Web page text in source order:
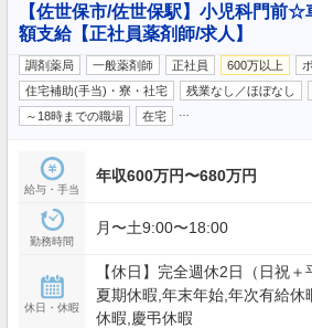
【佐世保市/佐世保駅】小児科門前
額支給【正社員薬剤師/求人】
調剤薬局 一般薬剤師 正社員 600万以上
住宅補助(手当)・寮・社宅
残業なし／ほぼなし
～18時までの職場
在宅
給与・手当
年収600万円〜680万円
勤務時間
月〜土9:00〜18:00
休日・休暇
【休日】完全週休2日（日祝
夏期休暇,年末年始,年次有給休
休暇,慶弔休暇